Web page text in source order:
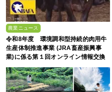
農業ニュース
令和8年度 環境調和型持続的肉用牛
生産体制推進事業 (JRA畜産振興事
業)に係る第１回オンライン情報交換
会